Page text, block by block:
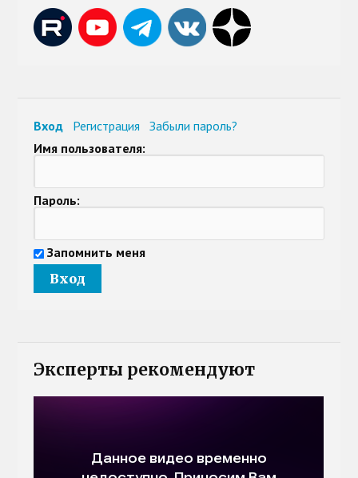
Вход Регистрация
Забыли пароль?
Имя пользователя:
Пароль:
Запомнить меня
Эксперты рекомендуют